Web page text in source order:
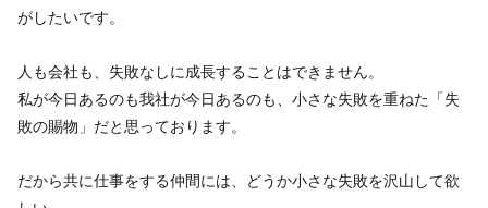
がしたいです。
人も会社も、失敗なしに成長することはできません。
私が今日あるのも我社が今日あるのも、小さな失敗を重ねた「失
敗の賜物」だと思っております。
だから共に仕事をする仲間には、どうか小さな失敗を沢山して欲